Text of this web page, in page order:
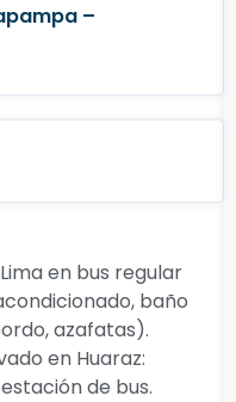
–
en bus regular
baño
azafatas).
en Huaraz:
de bus.